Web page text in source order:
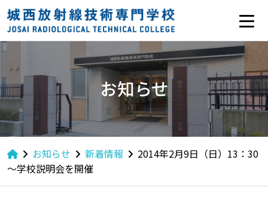
お知らせ
お知らせ 新着情報
2014年2月9日（日）13：30
～学校説明会を開催